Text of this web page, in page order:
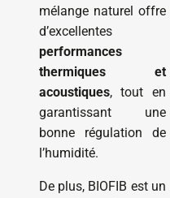
mélange naturel offre
d’excellentes
performances
thermiques et
acoustiques, tout en
garantissant une
bonne régulation de
l’humidité.
De plus, BIOFIB est un